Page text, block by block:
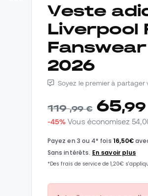
Veste adidas
Liverpool
2026
Soyez le premier à partager
119,99 € 65,99
-45% Vous économisez